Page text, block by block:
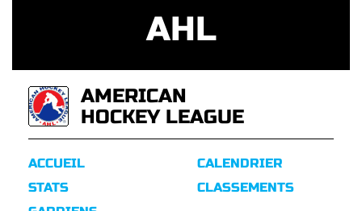
AHL
AMERICAN
HOCKEY LEAGUE
ACCUEIL
STATS
CALENDRIER
CLASSEMENTS